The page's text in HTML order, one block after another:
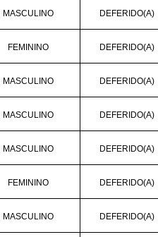
MASCULINO DEFERIDO(A)
FEMININO DEFERIDO(A)
MASCULINO DEFERIDO(A)
MASCULINO DEFERIDO(A)
MASCULINO DEFERIDO(A)
FEMININO DEFERIDO(A)
MASCULINO DEFERIDO(A)